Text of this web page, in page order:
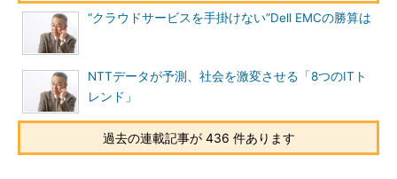
“クラウドサービスを手掛けない”Dell EMCの勝算は
NTTデータが予測、社会を激変させる「8つのITト
レンド」
過去の連載記事が 436 件あります